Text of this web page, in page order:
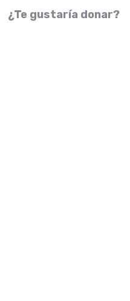
¿Te gustaría donar?